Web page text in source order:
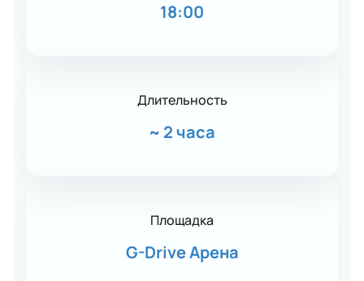
18:00
Длительность
~ 2 часа
Площадка
G-Drive Арена